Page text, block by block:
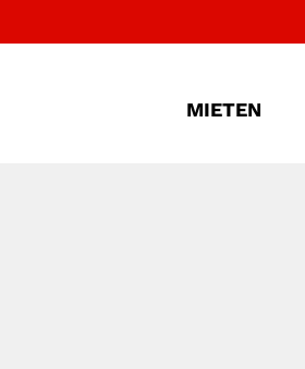
MIETEN